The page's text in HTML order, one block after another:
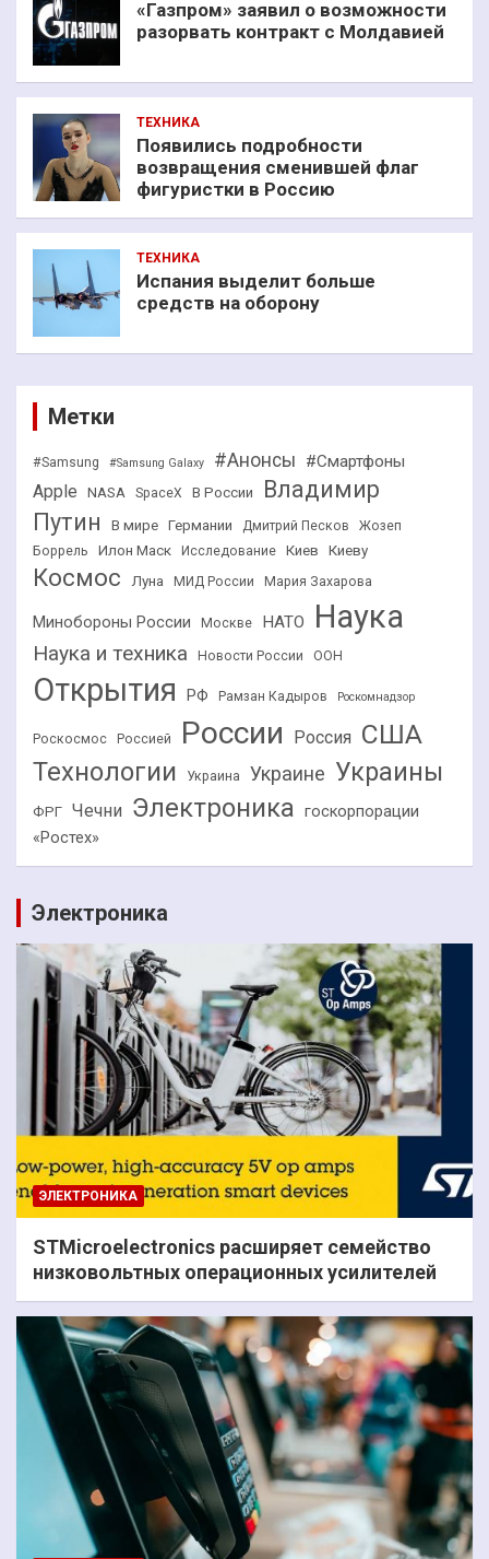
«Газпром» заявил о возможности
разорвать контракт с Молдавией
ТЕХНИКА
Появились подробности
возвращения сменившей флаг
фигуристки в Россию
ТЕХНИКА
Испания выделит больше
средств на оборону
Метки
#Samsung #Samsung Galaxy #Анонсы #Смартфоны
Apple NASA SpaceX В России
Владимир
Путин
В мире Германии Дмитрий Песков
Жозеп
Боррель
Илон Маск Исследование Киев Киеву
Космос Луна МИД России Мария Захарова
Минобороны России Москве НАТО Наука
Наука и техника Новости России ООН
Открытия РФ Рамзан Кадыров Роскомнадзор
Роскосмос Россией России Россия США
Технологии Украина Украине Украины
ФРГ Чечни Электроника госкорпорации
«Ростех»
Электроника
ЭЛЕКТРОНИКА
STMicroelectronics расширяет семейство
низковольтных операционных усилителей